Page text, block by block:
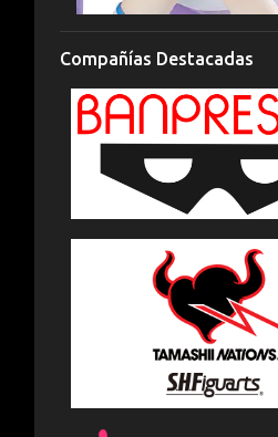
Compañías Destacadas